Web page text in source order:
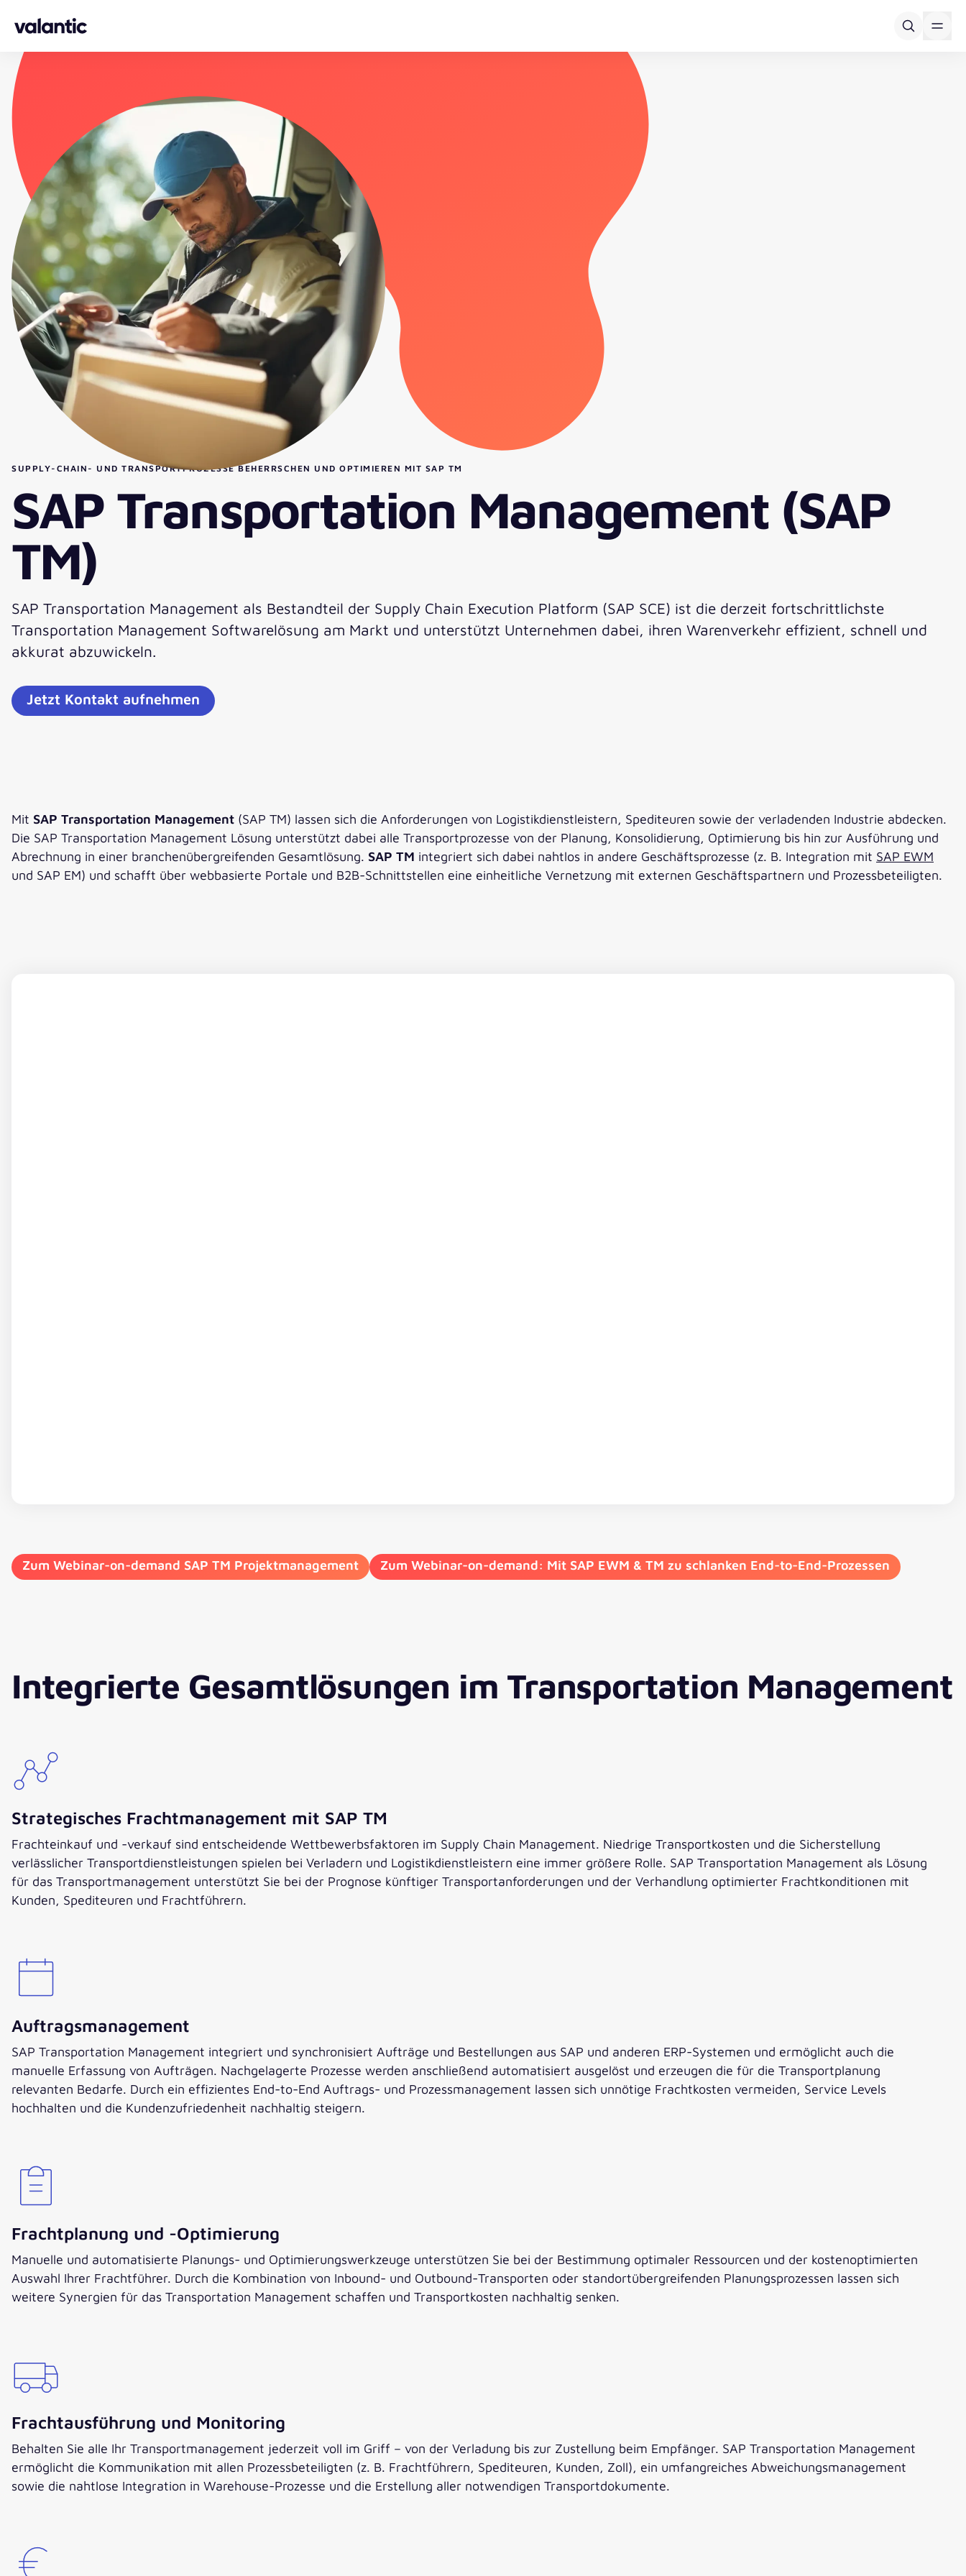
SUPPLY-CHAIN- UND TRANSPORTPROZESSE BEHERRSCHEN UND OPTIMIEREN MIT SAP TM
SAP Transportation Management (SAP
TM)
SAP Transportation Management als Bestandteil der Supply Chain Execution Platform (SAP SCE) ist die derzeit fortschrittlichste
Transportation Management Softwarelösung am Markt und unterstützt Unternehmen dabei, ihren Warenverkehr effizient, schnell und
akkurat abzuwickeln.
Jetzt Kontakt aufnehmen
Mit SAP Transportation Management (SAP TM) lassen sich die Anforderungen von Logistikdienstleistern, Spediteuren sowie der verladenden Industrie abdecken.
Die SAP Transportation Management Lösung unterstützt dabei alle Transportprozesse von der Planung, Konsolidierung, Optimierung bis hin zur Ausführung und
Abrechnung in einer branchenübergreifenden Gesamtlösung. SAP TM integriert sich dabei nahtlos in andere Geschäftsprozesse (z. B. Integration mit SAP EWM
und SAP EM) und schafft über webbasierte Portale und B2B-Schnittstellen eine einheitliche Vernetzung mit externen Geschäftspartnern und Prozessbeteiligten.
Video anzeigen
Zum Webinar-on-demand SAP TM Projektmanagement Zum Webinar-on-demand: Mit SAP EWM & TM zu schlanken End-to-End-Prozessen
Integrierte Gesamtlösungen im Transportation Management
Strategisches Frachtmanagement mit SAP TM
Frachteinkauf und -verkauf sind entscheidende Wettbewerbsfaktoren im Supply Chain Management. Niedrige Transportkosten und die Sicherstellung
verlässlicher Transportdienstleistungen spielen bei Verladern und Logistikdienstleistern eine immer größere Rolle. SAP Transportation Management als Lösung
für das Transportmanagement unterstützt Sie bei der Prognose künftiger Transportanforderungen und der Verhandlung optimierter Frachtkonditionen mit
Kunden, Spediteuren und Frachtführern.
Auftragsmanagement
SAP Transportation Management integriert und synchronisiert Aufträge und Bestellungen aus SAP und anderen ERP-Systemen und ermöglicht auch die
manuelle Erfassung von Aufträgen. Nachgelagerte Prozesse werden anschließend automatisiert ausgelöst und erzeugen die für die Transportplanung
relevanten Bedarfe. Durch ein effizientes End-to-End Auftrags- und Prozessmanagement lassen sich unnötige Frachtkosten vermeiden, Service Levels
hochhalten und die Kundenzufriedenheit nachhaltig steigern.
Frachtplanung und -Optimierung
Manuelle und automatisierte Planungs- und Optimierungswerkzeuge unterstützen Sie bei der Bestimmung optimaler Ressourcen und der kostenoptimierten
Auswahl Ihrer Frachtführer. Durch die Kombination von Inbound- und Outbound-Transporten oder standortübergreifenden Planungsprozessen lassen sich
weitere Synergien für das Transportation Management schaffen und Transportkosten nachhaltig senken.
Frachtausführung und Monitoring
Behalten Sie alle Ihr Transportmanagement jederzeit voll im Griff – von der Verladung bis zur Zustellung beim Empfänger. SAP Transportation Management
ermöglicht die Kommunikation mit allen Prozessbeteiligten (z. B. Frachtführern, Spediteuren, Kunden, Zoll), ein umfangreiches Abweichungsmanagement
sowie die nahtlose Integration in Warehouse-Prozesse und die Erstellung aller notwendigen Transportdokumente.